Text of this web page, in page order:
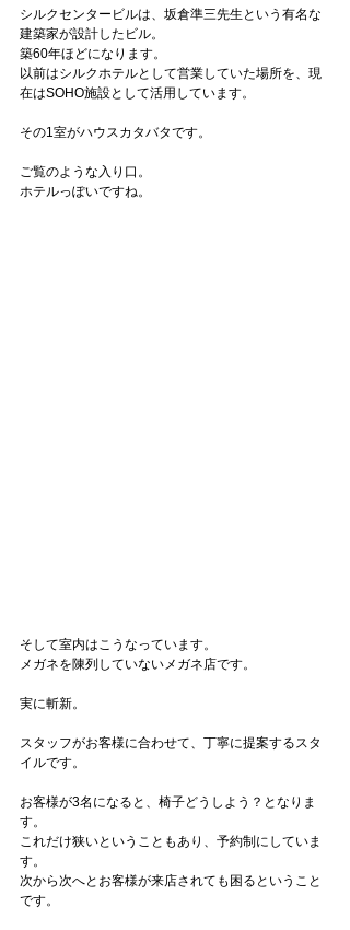
シルクセンタービルは、坂倉準三先生という有名な
建築家が設計したビル。
築60年ほどになります。
以前はシルクホテルとして営業していた場所を、現
在はSOHO施設として活用しています。
その1室がハウスカタバタです。
ご覧のような入り口。
ホテルっぽいですね。
そして室内はこうなっています。
メガネを陳列していないメガネ店です。
実に斬新。
スタッフがお客様に合わせて、丁寧に提案するスタ
イルです。
お客様が3名になると、椅子どうしよう？となりま
す。
これだけ狭いということもあり、予約制にしていま
す。
次から次へとお客様が来店されても困るということ
です。